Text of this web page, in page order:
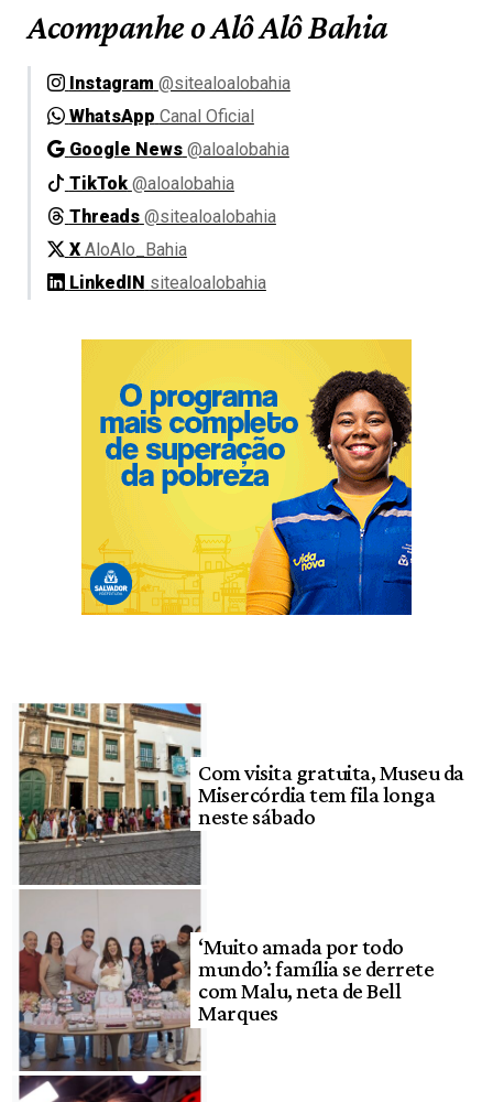
Acompanhe o Alô Alô Bahia
Instagram @sitealoalobahia
WhatsApp Canal Oficial
Google News @aloalobahia
TikTok @aloalobahia
Threads @sitealoalobahia
X AloAlo_Bahia
LinkedIN sitealoalobahia
Com visita gratuita, Museu da
Misercórdia tem fila longa
neste sábado
‘Muito amada por todo
mundo’: família se derrete
com Malu, neta de Bell
Marques